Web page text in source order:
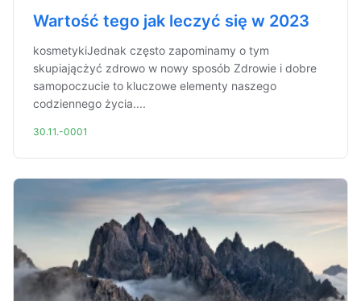
Wartość tego jak leczyć się w 2023
kosmetykiJednak często zapominamy o tym
skupiającżyć zdrowo w nowy sposób Zdrowie i dobre
samopoczucie to kluczowe elementy naszego
codziennego życia....
30.11.-0001